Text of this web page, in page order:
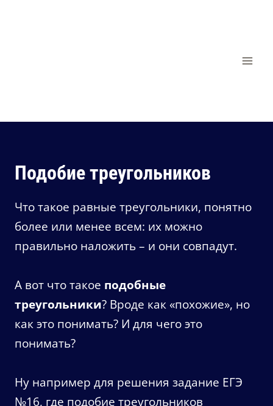
Подобие треугольников
Что такое равные треугольники, понятно
более или менее всем: их можно
правильно наложить – и они совпадут.
А вот что такое подобные
треугольники? Вроде как «похожие», но
как это понимать? И для чего это
понимать?
Ну например для решения задание ЕГЭ
№16, где подобие треугольников